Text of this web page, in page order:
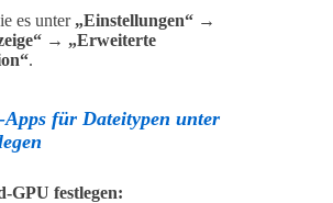
es unter „Einstellungen“ →
→ „Erweiterte
.
Apps für Dateitypen unter
GPU festlegen: